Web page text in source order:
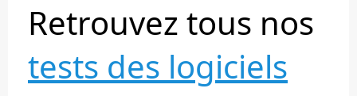
Retrouvez tous nos
tests des logiciels